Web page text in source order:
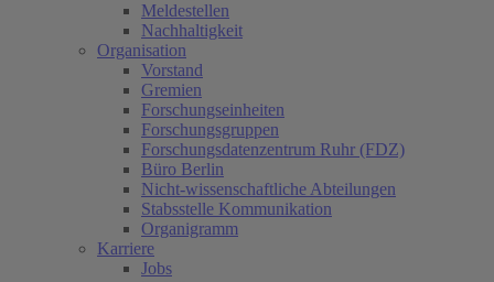
Meldestellen
Nachhaltigkeit
Organisation
Vorstand
Gremien
Forschungseinheiten
Forschungsgruppen
Forschungsdatenzentrum Ruhr (FDZ)
Büro Berlin
Nicht-wissenschaftliche Abteilungen
Stabsstelle Kommunikation
Organigramm
Karriere
Jobs